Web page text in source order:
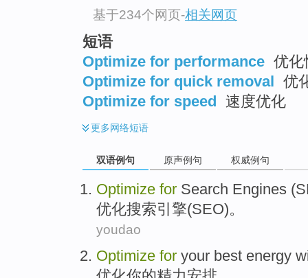
基于234个网页-相关网页
短语
Optimize for performance 优化
Optimize for quick removal 优
Optimize for speed 速度优化
更多网络短语
双语例句 原声例句 权威例句
Optimize for Search Engines (
优化搜索引擎(SEO)。
youdao
Optimize for your best energy